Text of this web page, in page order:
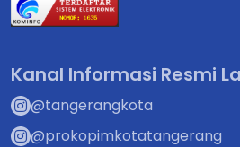
Kanal Informasi Resmi
@tangerangkota
@prokopimkotatangerang